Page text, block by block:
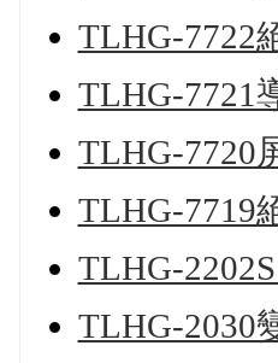
TLHG-7722
TLHG-7721
TLHG-7720
TLHG-7719
TLHG-
TLHG-2030